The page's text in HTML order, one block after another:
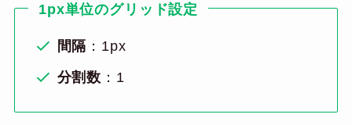
1px単位のグリッド設定
間隔 ：1px
分割数 ：1